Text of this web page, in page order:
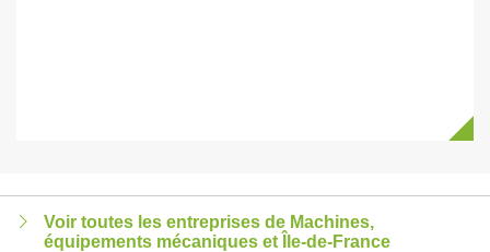
Voir toutes les entreprises de Machines,
équipements mécaniques et Île-de-France